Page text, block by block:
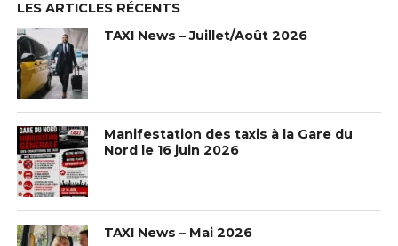
LES ARTICLES RÉCENTS
TAXI News – Juillet/Août 2026
Manifestation des taxis à la Gare du
Nord le 16 juin 2026
TAXI News – Mai 2026